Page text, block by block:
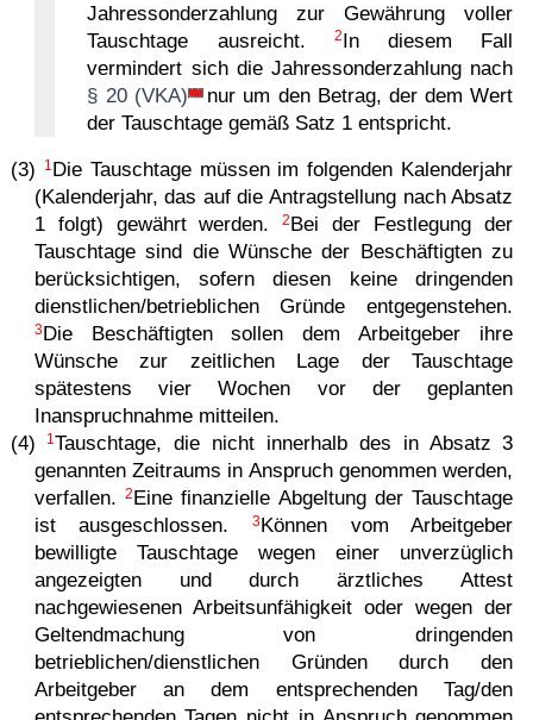
Jahressonderzahlung zur Gewährung voller
Tauschtage ausreicht.
2In diesem Fall
vermindert sich die Jahressonderzahlung nach
§ 20 (VKA)
nur um den Betrag, der dem Wert
der Tauschtage gemäß Satz 1 entspricht.
(3) 1 Die Tauschtage müssen im folgenden Kalenderjahr
(Kalenderjahr, das auf die Antragstellung nach Absatz
1 folgt) gewährt werden.2 Bei der Festlegung der
Tauschtage sind die Wünsche der Beschäftigten zu
berücksichtigen, sofern diesen keine dringenden
dienstlichen/betrieblichen Gründe entgegenstehen.
3Die Beschäftigten sollen dem Arbeitgeber ihre
Wünsche zur zeitlichen Lage der Tauschtage
spätestens vier Wochen vor der geplanten
Inanspruchnahme mitteilen.
(4)
1Tauschtage, die nicht innerhalb des in Absatz 3
genannten Zeitraums in Anspruch genommen werden,
verfallen.
2 Eine finanzielle Abgeltung der Tauschtage
ist ausgeschlossen.
3Können vom Arbeitgeber
bewilligte Tauschtage wegen einer unverzüglich
angezeigten und durch ärztliches Attest
nachgewiesenen Arbeitsunfähigkeit oder wegen der
Geltendmachung von dringenden
betrieblichen/dienstlichen Gründen durch den
Arbeitgeber an dem entsprechenden Tag/den